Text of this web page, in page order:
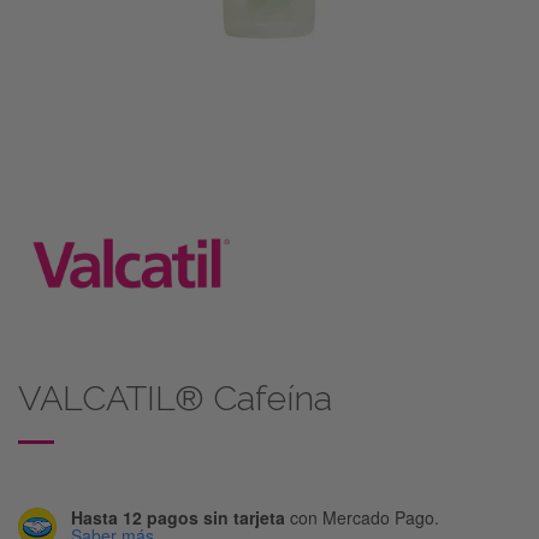
VALCATIL® Cafeína
Hasta 12 pagos sin tarjeta con Mercado Pago.